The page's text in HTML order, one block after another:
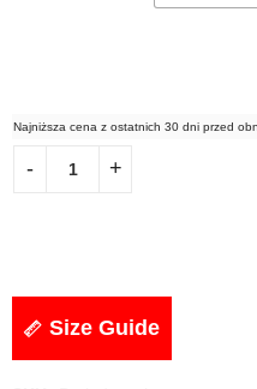
Najniższa cena z ostatnich 30 dni przed
Size Guide